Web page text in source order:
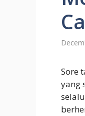
Sore
yang